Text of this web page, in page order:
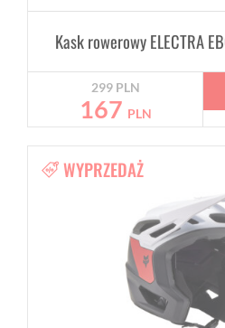
Kask rowerowy ELECTRA
299 PLN
167 PLN
WYPRZEDAŻ